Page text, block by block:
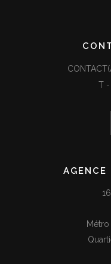
T -
AGENCE
Métro